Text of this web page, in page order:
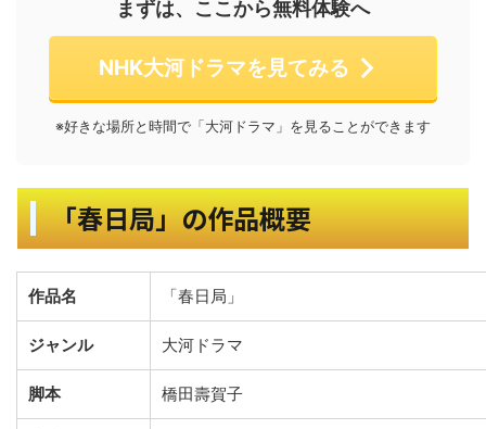
まずは、ここから無料体験へ
NHK大河ドラマを見てみる
※好きな場所と時間で「大河ドラマ」を見ることができます
「春日局」の作品概要
作品名 「春日局」
ジャンル 大河ドラマ
脚本 橋田壽賀子